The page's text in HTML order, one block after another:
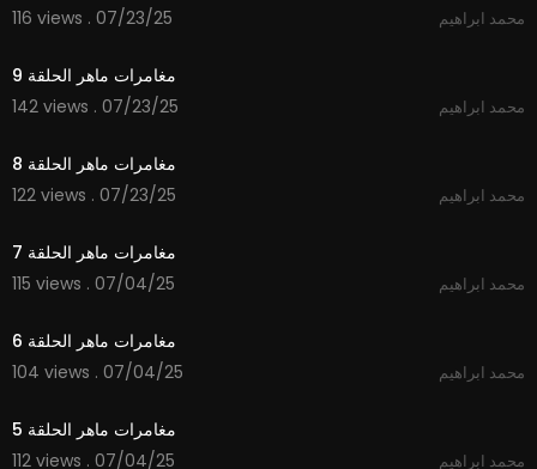
116 views . 07/23/25
محمد ابراهيم
مغامرات ماهر الحلقة 9
142 views . 07/23/25
محمد ابراهيم
مغامرات ماهر الحلقة 8
122 views . 07/23/25
محمد ابراهيم
مغامرات ماهر الحلقة 7
115 views . 07/04/25
محمد ابراهيم
مغامرات ماهر الحلقة 6
104 views . 07/04/25
محمد ابراهيم
مغامرات ماهر الحلقة 5
112 views . 07/04/25
محمد ابراهيم